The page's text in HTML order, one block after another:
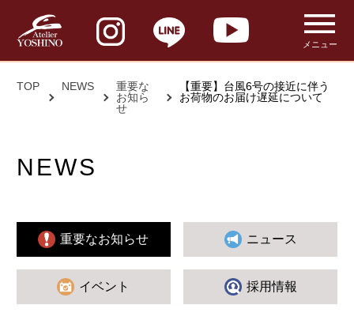
メニュー
TOP NEWS
重要な
お知ら
せ
【重要】台風6号の接近に伴う
お荷物のお届け遅延について
NEWS
重要なお知らせ ニュース
イベント 採用情報